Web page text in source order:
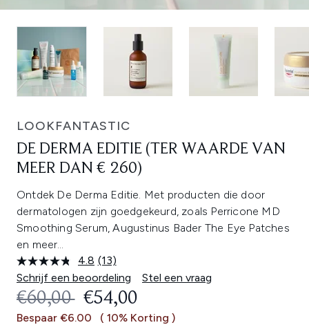
LOOKFANTASTIC
DE DERMA EDITIE (TER WAARDE VAN
MEER DAN € 260)
Ontdek De Derma Editie. Met producten die door
dermatologen zijn goedgekeurd, zoals Perricone MD
Smoothing Serum, Augustinus Bader The Eye Patches
en meer… ​
4.8 Lees
13
beoordelingen.
Dezelfde
paginalink.
(13)
Schrijf een beoordeling
Stel een vraag
RECOMMENDED RETAIL PRICE:
€60,00 HUIDIGE PRIJS:
€54,00
Bespaar €6.00 ( 10% Korting )